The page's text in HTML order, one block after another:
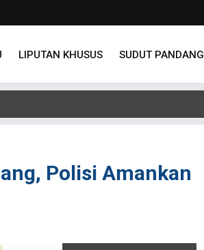
LIPUTAN KHUSUS SUDUT PANDANG
dr Alek Cristo Loris
Polisi Amankan